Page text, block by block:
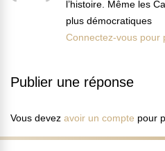
l’histoire. Même les
plus démocratiques
Connectez-vous pour
Publier une réponse
Vous devez avoir un compte pour